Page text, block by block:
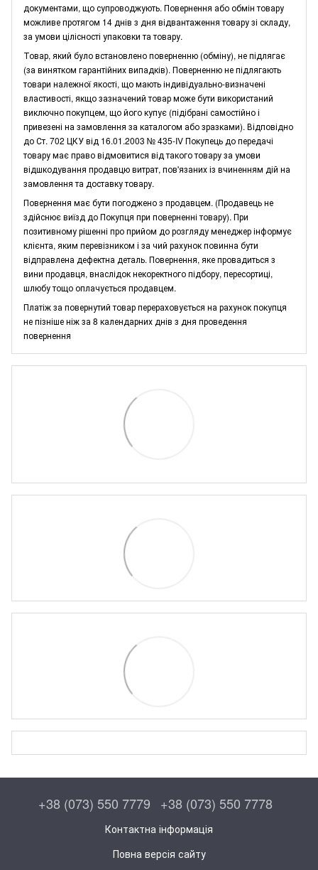
документами, що супроводжують. Повернення або обмін товару
можливе протягом 14 днів з дня відвантаження товару зі складу,
за умови цілісності упаковки та товару.
Товар, який було встановлено поверненню (обміну), не підлягає
(за винятком гарантійних випадків). Поверненню не підлягають
товари належної якості, що мають індивідуально-визначені
властивості, якщо зазначений товар може бути використаний
виключно покупцем, що його купує (підібрані самостійно і
привезені на замовлення за каталогом або зразками). Відповідно
до Ст. 702 ЦКУ від 16.01.2003 № 435-IV Покупець до передачі
товару має право відмовитися від такого товару за умови
відшкодування продавцю витрат, пов'язаних із вчиненням дій на
замовлення та доставку товару.
Повернення має бути погоджено з продавцем. (Продавець не
здійснює виїзд до Покупця при поверненні товару). При
позитивному рішенні про прийом до розгляду менеджер інформує
клієнта, яким перевізником і за чий рахунок повинна бути
відправлена дефектна деталь. Повернення, яке провадиться з
вини продавця, внаслідок некоректного підбору, пересортиці,
шлюбу тощо оплачується продавцем.
Платіж за повернутий товар перераховується на рахунок покупця
не пізніше ніж за 8 календарних днів з дня проведення
повернення
+38 (073) 550 7779 +38 (073) 550 7778
Контактна інформація
Повна версія сайту